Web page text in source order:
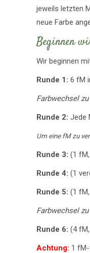
jeweils letzten
neue Farbe
Beginnen
Wir beginnen
Runde 1: 6 fM
Farbwechsel zu
Runde 2: Jede
Um eine fM zu
Runde 3: (1
Runde 4: (1
Runde 5: (1
Farbwechsel zu
Runde 6: (4 fM,
Achtung: 1